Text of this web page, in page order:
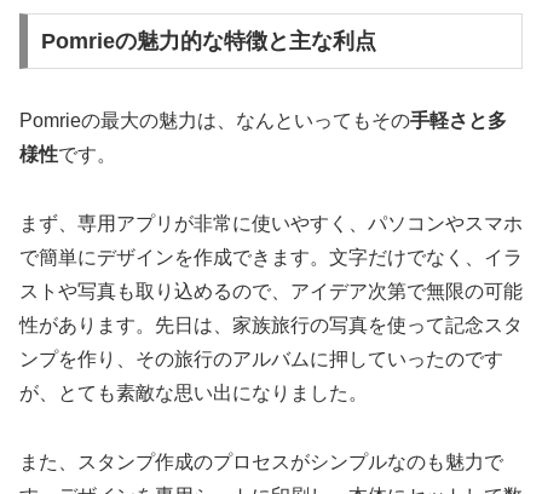
Pomrieの魅力的な特徴と主な利点
Pomrieの最大の魅力は、なんといってもその手軽さと多
様性です。
まず、専用アプリが非常に使いやすく、パソコンやスマホ
で簡単にデザインを作成できます。文字だけでなく、イラ
ストや写真も取り込めるので、アイデア次第で無限の可能
性があります。先日は、家族旅行の写真を使って記念スタ
ンプを作り、その旅行のアルバムに押していったのです
が、とても素敵な思い出になりました。
また、スタンプ作成のプロセスがシンプルなのも魅力で